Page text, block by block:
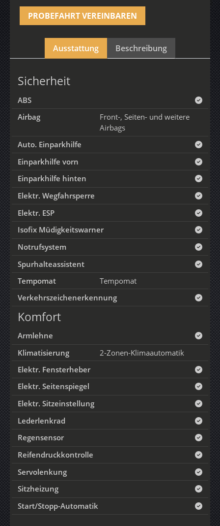
PROBEFAHRT VEREINBAREN
Ausstattung Beschreibung
Sicherheit
ABS
Airbag
Front-, Seiten- und weitere
Airbags
Auto. Einparkhilfe
Einparkhilfe vorn
Einparkhilfe hinten
Elektr. Wegfahrsperre
Elektr. ESP
Isofix Müdigkeitswarner
Notrufsystem
Spurhalteassistent
Tempomat
Tempomat
Verkehrszeichenerkennung
Komfort
Armlehne
Klimatisierung
2-Zonen-Klimaautomatik
Elektr. Fensterheber
Elektr. Seitenspiegel
Elektr. Sitzeinstellung
Lederlenkrad
Regensensor
Reifendruckkontrolle
Servolenkung
Sitzheizung
Start/Stopp-Automatik